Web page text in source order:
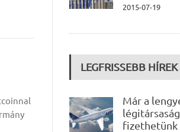
2015-07-19
LEGFRISSEBB HÍREK
Már a